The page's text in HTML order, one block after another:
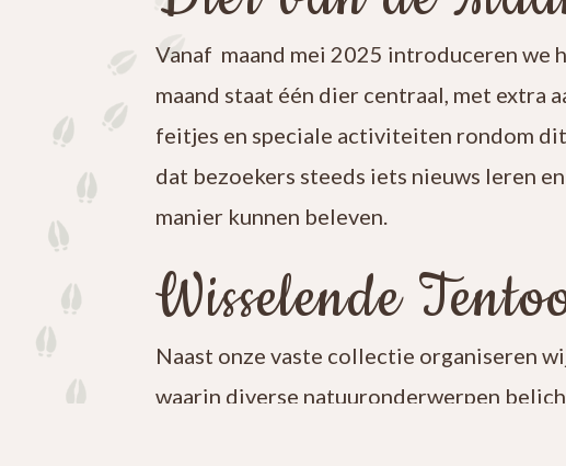
Vanaf maand mei 2025 introduceren we
maand staat één dier centraal, met extra
feitjes en speciale activiteiten rondom
dat bezoekers steeds iets nieuws leren
manier kunnen beleven.
Wisselende
Naast onze vaste collectie organiseren
waarin diverse natuuronderwerpen